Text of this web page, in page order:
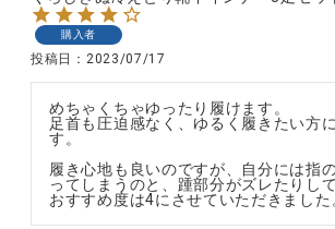
ナチュラル服
ファッション雑貨
生活雑貨
食品
購入者
投稿日 2023/07/17
めちゃくちゃゆったり履けます。
足首も圧迫感なく、ゆるく履きたい方
す。
履き心地も良いのですが、自分には指
ってしまうのと、踵部分がズレたりし
おすすめ度は4にさせていただきました